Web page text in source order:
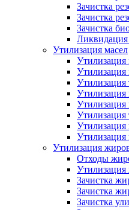
Зачистка
Зачистка
Зачистка
Ликвидация
Утилизация масел
Утилизация
Утилизация
Утилизация
Утилизация
Утилизация
Утилизация
Утилизация
Утилизация
Утилизация
Отходы
Зачистка
Зачистка
Зачистка